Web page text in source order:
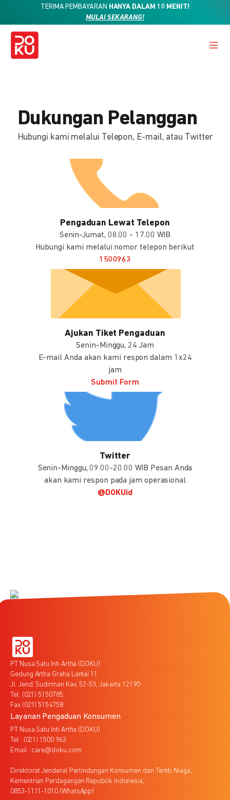
TERIMA PEMBAYARAN HANYA DALAM 10 MENIT!
MULAI SEKARANG!
Dukungan Pelanggan
Hubungi kami melalui Telepon, E-mail, atau Twitter
Pengaduan Lewat Telepon
Senin-Jumat, 08.00 - 17.00 WIB
Hubungi kami melalui nomor telepon berikut
1500963
Ajukan Tiket Pengaduan
Senin-Minggu, 24 Jam
E-mail Anda akan kami respon dalam 1x24
jam
Submit Form
Twitter
Senin-Minggu, 09.00-20.00 WIB Pesan Anda
akan kami respon pada jam operasional
@DOKUid
PT Nusa Satu Inti Artha (DOKU)
Gedung Artha Graha Lantai 11
Jl. Jend. Sudirman Kav. 52-53, Jakarta 12190
Tel. (021) 5150785,
Fax (021) 5154758
Layanan Pengaduan Konsumen
PT Nusa Satu Inti Artha (DOKU)
Tel : (021) 1500 963
Email : care@doku.com
Direktorat Jenderal Perlindungan Konsumen dan Tertib Niaga,
Kementrian Perdagangan Republik Indonesia,
0853-1111-1010 (WhatsApp)